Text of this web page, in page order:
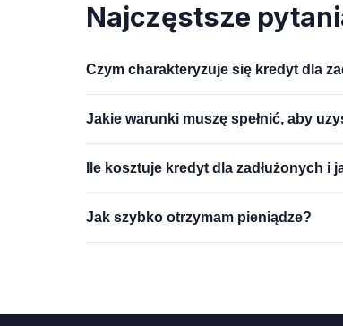
Najczęstsze
Czym charakteryzuje się kredyt dla
Jakie warunki muszę spełnić, aby
Ile kosztuje kredyt dla zadłużonych i
Jak szybko otrzymam pieniądze?